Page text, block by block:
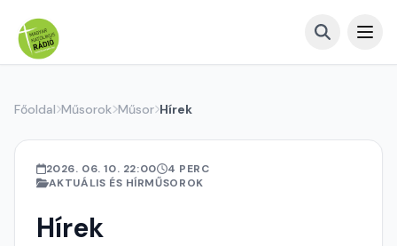
Főoldal Műsorok Műsor Hírek
2026. 06. 10. 22:00
4 PERC
AKTUÁLIS ÉS HÍRMŰSOROK
Hírek